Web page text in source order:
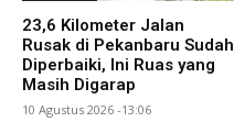
23,6 Kilometer Jalan
Rusak di Pekanbaru Sudah
Diperbaiki, Ini Ruas yang
Masih Digarap
10 Agustus 2026 -13:06